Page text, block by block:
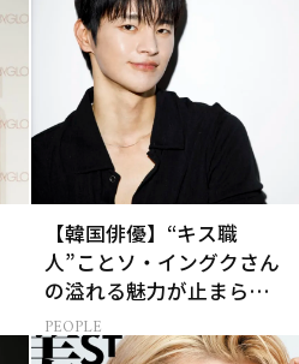
【韓国俳優】“キス職
人”ことソ・イングクさん
の溢れる魅力が止まらな
い【特別画像集】
PEOPLE